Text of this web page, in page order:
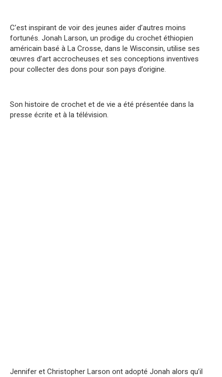
C’est inspirant de voir des jeunes aider d’autres moins
fortunés. Jonah Larson, un prodige du crochet éthiopien
américain basé à La Crosse, dans le Wisconsin, utilise ses
œuvres d’art accrocheuses et ses conceptions inventives
pour collecter des dons pour son pays d’origine.
Son histoire de crochet et de vie a été présentée dans la
presse écrite et à la télévision.
Jennifer et Christopher Larson ont adopté Jonah alors qu’il